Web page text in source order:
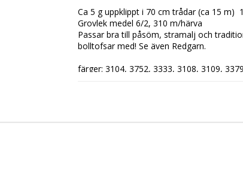
Ca 5 g uppklippt i 70 cm trådar (ca 15 m)
Grovlek medel 6/2, 310 m/härva
Passar bra till påsöm, stramalj och
bolltofsar med! Se även Redgarn.
färger: 3104, 3752, 3333, 3108, 3109,